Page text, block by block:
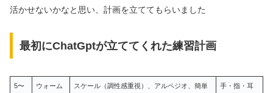
活かせないかなと思い、計画を立ててもらいました
最初にChatGptが立ててくれた練習計画
5〜
ウォーム
スケール（調性感重視）、アルペジオ、簡単
手・指・耳